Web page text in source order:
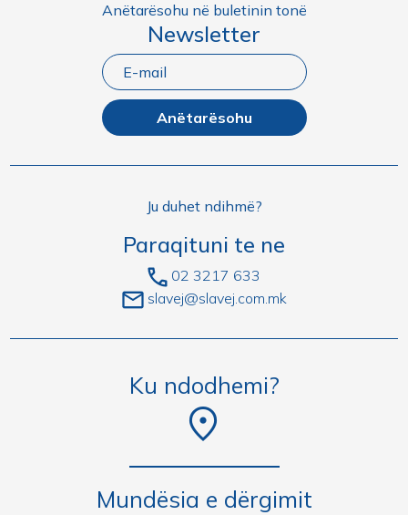
Anëtarësohu në buletinin tonë
Newsletter
Anëtarësohu
Ju duhet ndihmë?
Paraqituni te ne
02 3217 633
slavej@slavej.com.mk
Ku ndodhemi?
Mundësia e dërgimit